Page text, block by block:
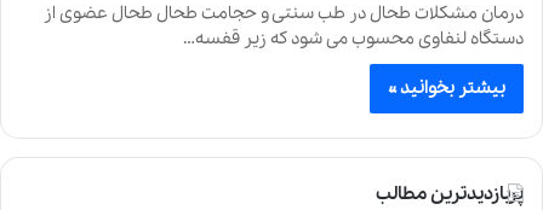
درمان مشکلات طحال در طب سنتی و حجامت طحال طحال عضوی از
دستگاه لنفاوی محسوب می شود که زیر قفسه…
بیشتر بخوانید »
پربازدیدترین مطالب